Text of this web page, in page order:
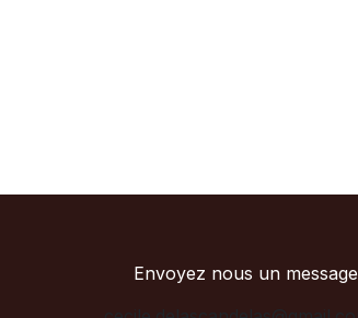
Envoyez nous un message